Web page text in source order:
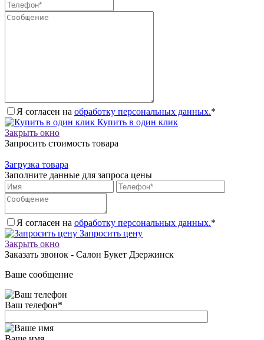
Я согласен на обработку персональных данных.*
Купить в один клик
Закрыть окно
Запросить стоимость товара
Загрузка товара
Заполните данные для запроса цены
Я согласен на обработку персональных данных.*
Запросить цену
Закрыть окно
Заказать звонок - Салон Букет Дзержинск
Ваше сообщение
Ваш телефон*